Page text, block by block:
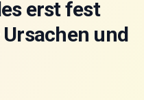
erst fest
und